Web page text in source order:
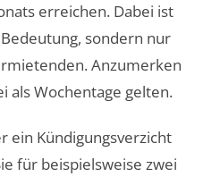
erreichen. Dabei ist
sondern nur
Anzumerken
als Wochentage gelten.
ein Kündigungsverzicht
für beispielsweise zwei